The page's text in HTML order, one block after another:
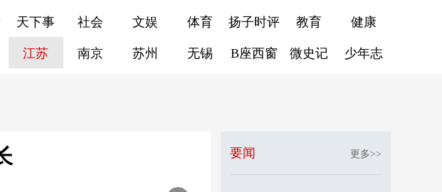
天下事 社会 文娱 体育 扬子时评 教育 健康
江苏 南京 苏州 无锡 B座西窗 微史记 少年志
要闻 更多>>